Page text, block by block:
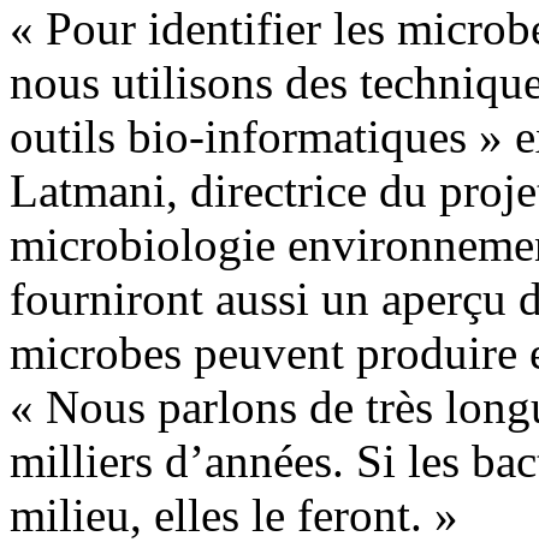
« Pour identifier les
nous utilisons des
outils bio-informatiques »
Latmani, directrice du
microbiologie
fourniront aussi un aperçu
microbes peuvent produire
« Nous parlons de très
milliers d’années. Si les
milieu, elles le feront. »